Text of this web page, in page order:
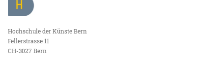
Hochschule der Künste Bern
Fellerstrasse 11
CH-3027 Bern